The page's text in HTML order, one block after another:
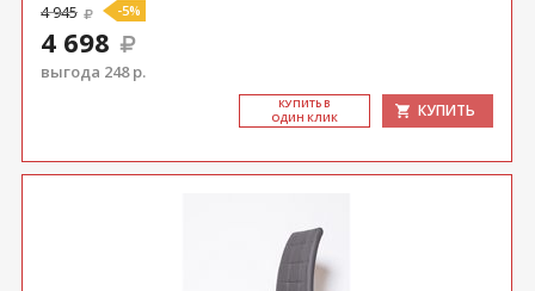
4 945 -5%
4 698
выгода 248 р.
КУ­ПИТЬ В
ОДИН КЛИК
КУПИТЬ